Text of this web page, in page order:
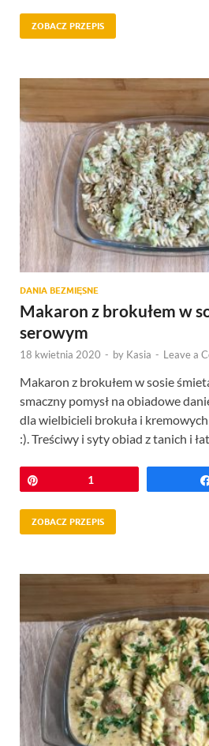
ZOBACZ PRZEPIS
DANIA BEZMIĘSNE
Makaron z brokułem w
serowym
18 kwietnia 2020 - by Kasia - Leave a
Makaron z brokułem w sosie
smaczny pomysł na obiadowe
dla wielbicieli brokuła i
:). Treściwy i syty obiad z tanich i
Przypnij1
ZOBACZ PRZEPIS